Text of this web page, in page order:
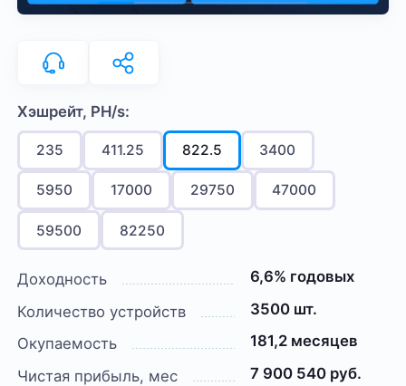
Хэшрейт, PH/s:
235 411.25 822.5 3400
5950 17000 29750 47000
59500 82250
Доходность
6,6% годовых
Количество устройств
3500 шт.
Окупаемость
181,2 месяцев
Чистая прибыль, мес
7 900 540 руб.